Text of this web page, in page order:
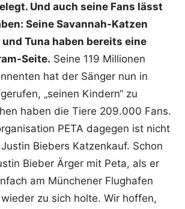
Und auch seine Fans lässt
Seine Savannah-Katzen
Tuna haben bereits eine
Seite. Seine 119 Millionen
hat der Sänger nun in
„seinen Kindern“ zu
haben die Tiere 209.000 Fans.
PETA dagegen ist nicht
Biebers Katzenkauf. Schon
Bieber Ärger mit Peta, als er
am Münchener Flughafen
zu sich holte. Wir hoffen,